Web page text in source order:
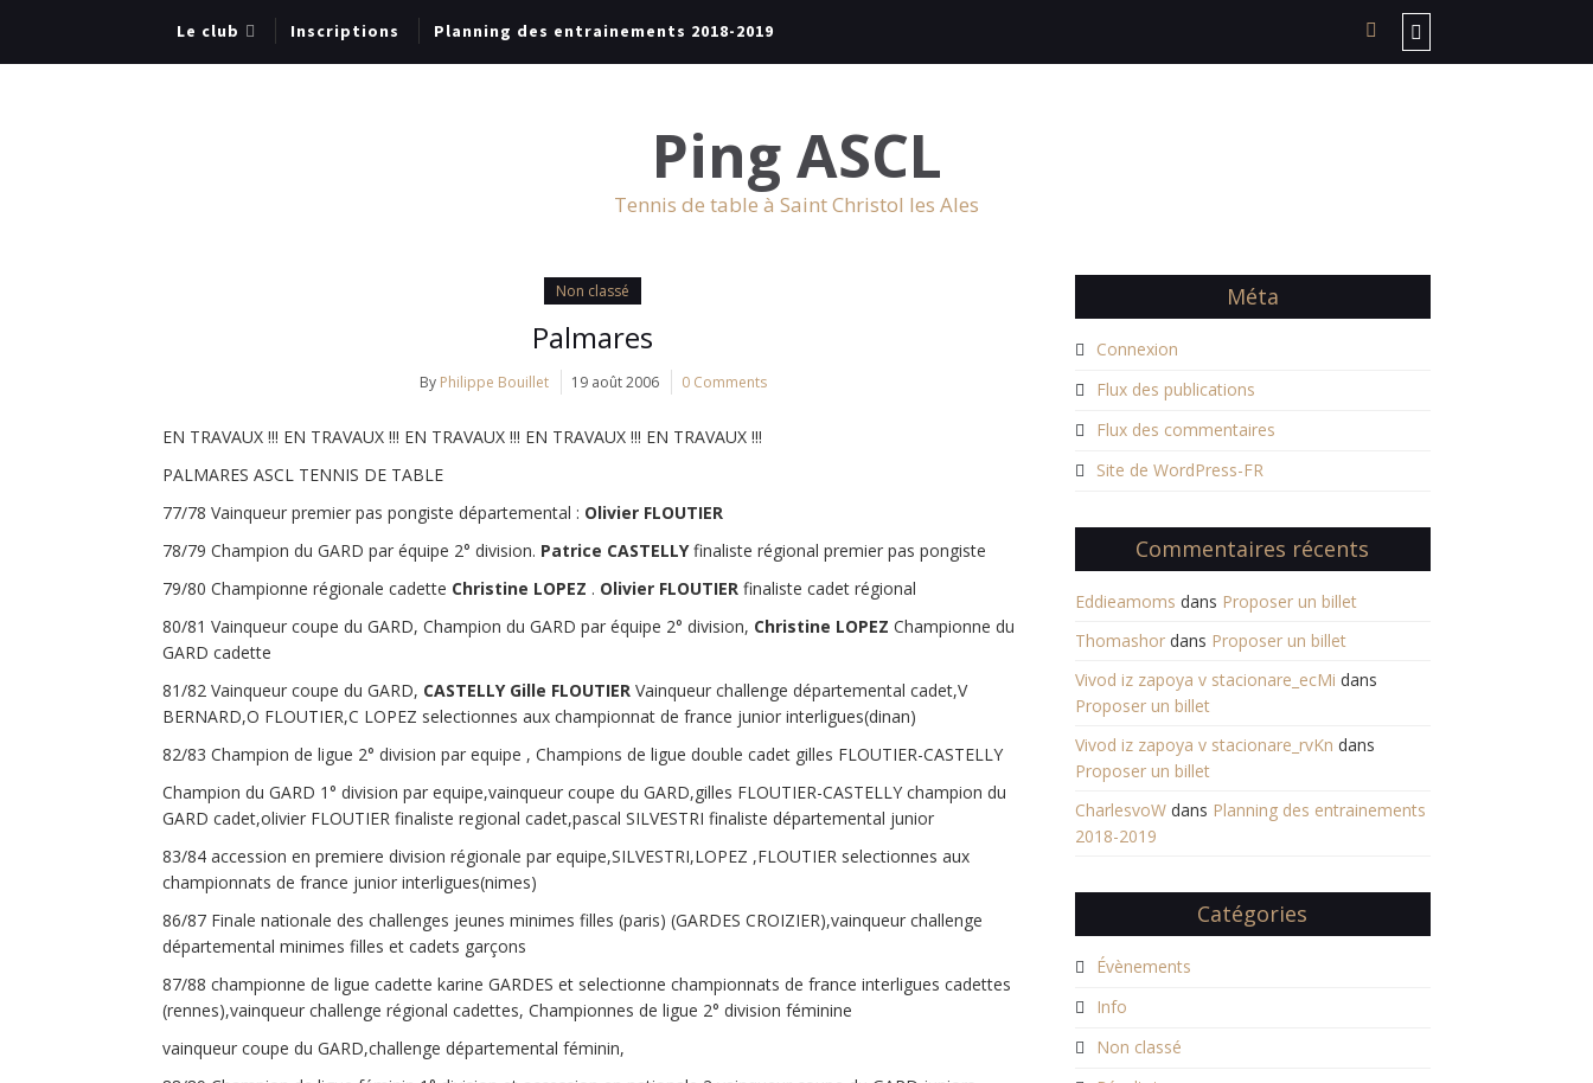
Le club Inscriptions Planning des entrainements 2018-2019
Ping ASCL
Tennis de table à Saint Christol les Ales
Non classé
Palmares
By Philippe Bouillet 19 août 2006 0 Comments
EN TRAVAUX !!! EN TRAVAUX !!! EN TRAVAUX !!! EN TRAVAUX !!! EN TRAVAUX !!!
PALMARES ASCL TENNIS DE TABLE
77/78 Vainqueur premier pas pongiste départemental : Olivier FLOUTIER
78/79 Champion du GARD par équipe 2° division. Patrice CASTELLYfinaliste régional premier pas pongiste
79/80 Championne régionale cadette Christine LOPEZ . Olivier FLOUTIER finaliste cadet régional
80/81 Vainqueur coupe du GARD, Champion du GARD par équipe 2° division, Christine LOPEZ Championne du
GARD cadette
81/82 Vainqueur coupe du GARD, CASTELLY Gille FLOUTIER Vainqueur challenge départemental cadet,V
BERNARD,O FLOUTIER,C LOPEZ selectionnes aux championnat de france junior interligues(dinan)
82/83 Champion de ligue 2° division par equipe , Champions de ligue double cadet gilles FLOUTIER-CASTELLY
Champion du GARD 1° division par equipe,vainqueur coupe du GARD,gilles FLOUTIER-CASTELLY champion du
GARD cadet,olivier FLOUTIER finaliste regional cadet,pascal SILVESTRI finaliste départemental junior
83/84 accession en premiere division régionale par equipe,SILVESTRI,LOPEZ ,FLOUTIER selectionnes aux
championnats de france junior interligues(nimes)
86/87 Finale nationale des challenges jeunes minimes filles (paris) (GARDES CROIZIER),vainqueur challenge
départemental minimes filles et cadets garçons
87/88 championne de ligue cadette karine GARDES et selectionne championnats de france interligues cadettes
(rennes),vainqueur challenge régional cadettes, Championnes de ligue 2° division féminine
vainqueur coupe du GARD,challenge départemental féminin,
Méta
Connexion
Flux des publications
Flux des commentaires
Site de WordPress-FR
Commentaires récents
Eddieamoms dans Proposer un billet
Thomashordans Proposer un billet
Vivod iz zapoya v stacionare_ecMi dans
Proposer un billet
Vivod iz zapoya v stacionare_rvKn dans
Proposer un billet
CharlesvoWdans Planning des entrainements
2018-2019
Catégories
Évènements
Info
Non classé